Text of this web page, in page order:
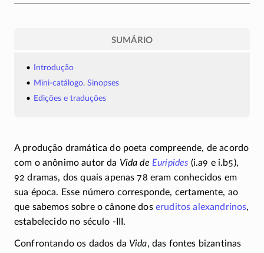
SUMÁRIO
Introdução
Mini-catálogo. Sinopses
Edições e traduções
A produção dramática do poeta compreende, de acordo
com o anônimo autor da Vida de Eurípides (i.a9 e i.b5),
92 dramas, dos quais apenas 78 eram conhecidos em
sua época. Esse número corresponde, certamente, ao
que sabemos sobre o cânone dos eruditos alexandrinos,
estabelecido no século -III .
Confrontando os dados da Vida, das fontes bizantinas